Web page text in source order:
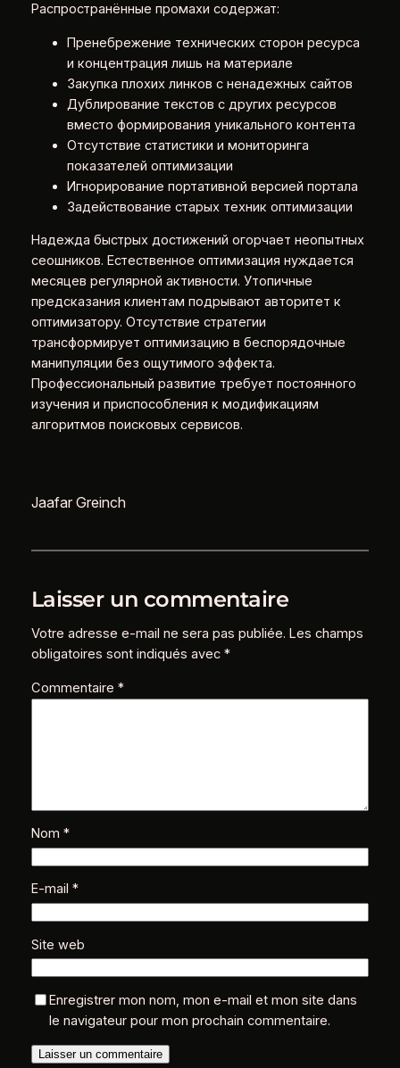
Распространённые промахи содержат:
Пренебрежение технических сторон ресурса
и концентрация лишь на материале
Закупка плохих линков с ненадежных сайтов
Дублирование текстов с других ресурсов
вместо формирования уникального контента
Отсутствие статистики и мониторинга
показателей оптимизации
Игнорирование портативной версией портала
Задействование старых техник оптимизации
Надежда быстрых достижений огорчает неопытных
сеошников. Естественное оптимизация нуждается
месяцев регулярной активности. Утопичные
предсказания клиентам подрывают авторитет к
оптимизатору. Отсутствие стратегии
трансформирует оптимизацию в беспорядочные
манипуляции без ощутимого эффекта.
Профессиональный развитие требует постоянного
изучения и приспособления к модификациям
алгоритмов поисковых сервисов.
Jaafar Greinch
Laisser un commentaire
Votre adresse e-mail ne sera pas publiée. Les champs
obligatoires sont indiqués avec *
Commentaire *
Nom *
E-mail *
Site web
Enregistrer mon nom, mon e-mail et mon site dans
le navigateur pour mon prochain commentaire.